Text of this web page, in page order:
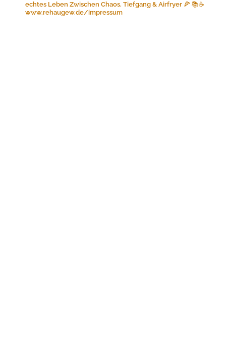
echtes Leben Zwischen Chaos, Tiefgang & Airfryer 🍕 📚☕️
www.rehaugew.de/impressum